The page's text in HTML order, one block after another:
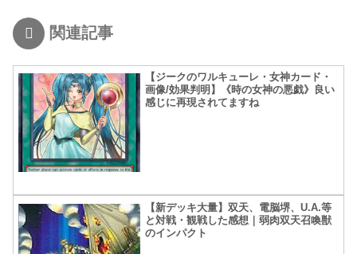
関連記事
【ジークのワルキューレ・女神カード・
画像/効果判明】《時の女神の悪戯》良い
感じに再現されてますね
【新デッキ大量】双天、電脳堺、U.A.等
と対戦・観戦した感想｜弱肉双天召喚獣
のインパクト